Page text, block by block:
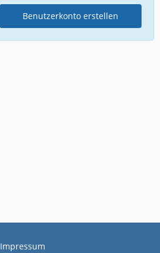
Benutzerkonto erstellen
Impressum